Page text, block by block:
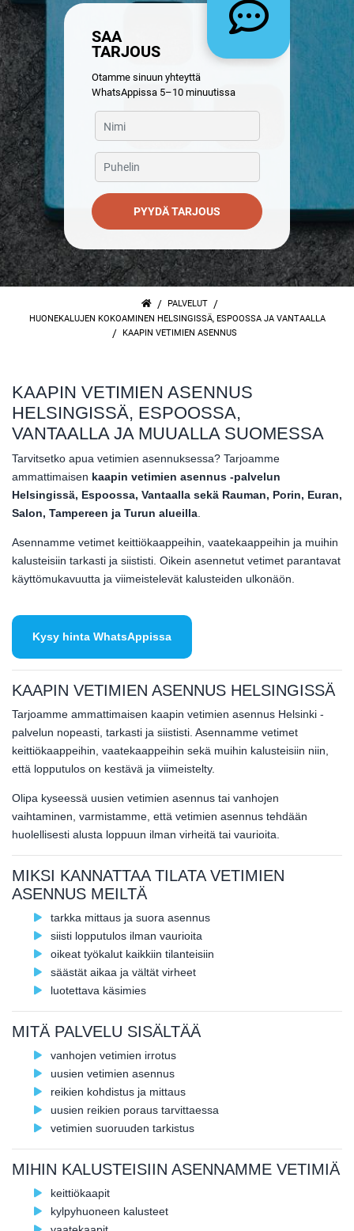
SAA
TARJOUS
Otamme sinuun yhteyttä
WhatsAppissa 5–10 minuutissa
PYYDÄ TARJOUS
/ PALVELUT /
HUONEKALUJEN KOKOAMINEN HELSINGISSÄ, ESPOOSSA JA VANTAALLA
/ KAAPIN VETIMIEN ASENNUS
KAAPIN VETIMIEN ASENNUS
HELSINGISSÄ, ESPOOSSA,
VANTAALLA JA MUUALLA SUOMESSA
Tarvitsetko apua vetimien asennuksessa? Tarjoamme
ammattimaisen kaapin vetimien asennus -palvelun
Helsingissä, Espoossa, Vantaalla sekä Rauman, Porin, Euran,
Salon, Tampereen ja Turun alueilla.
Asennamme vetimet keittiökaappeihin, vaatekaappeihin ja muihin
kalusteisiin tarkasti ja siististi. Oikein asennetut vetimet parantavat
käyttömukavuutta ja viimeistelevät kalusteiden ulkonäön.
Kysy hinta WhatsAppissa
KAAPIN VETIMIEN ASENNUS HELSINGISSÄ
Tarjoamme ammattimaisen kaapin vetimien asennus Helsinki -
palvelun nopeasti, tarkasti ja siististi. Asennamme vetimet
keittiökaappeihin, vaatekaappeihin sekä muihin kalusteisiin niin,
että lopputulos on kestävä ja viimeistelty.
Olipa kyseessä uusien vetimien asennus tai vanhojen
vaihtaminen, varmistamme, että vetimien asennus tehdään
huolellisesti alusta loppuun ilman virheitä tai vaurioita.
MIKSI KANNATTAA TILATA VETIMIEN
ASENNUS MEILTÄ
tarkka mittaus ja suora asennus
siisti lopputulos ilman vaurioita
oikeat työkalut kaikkiin tilanteisiin
säästät aikaa ja vältät virheet
luotettava käsimies
MITÄ PALVELU SISÄLTÄÄ
vanhojen vetimien irrotus
uusien vetimien asennus
reikien kohdistus ja mittaus
uusien reikien poraus tarvittaessa
vetimien suoruuden tarkistus
MIHIN KALUSTEISIIN ASENNAMME VETIMIÄ
keittiökaapit
kylpyhuoneen kalusteet